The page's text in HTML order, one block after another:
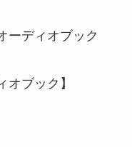
ーディオブック
オブック】